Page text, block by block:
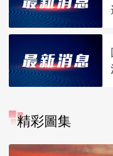
精彩圖集